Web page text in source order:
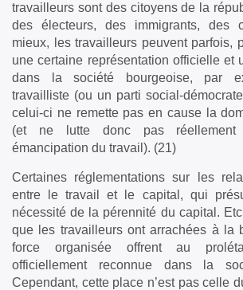
travailleurs sont des citoyens de la
des électeurs, des immigrants, des
mieux, les travailleurs peuvent parfois,
une certaine représentation officielle et
dans la société bourgeoise, par
travailliste (ou un parti social-
celui-ci ne remette pas en cause la
(et ne lutte donc pas
émancipation du travail). (21)
Certaines réglementations sur les
entre le travail et le capital, qui
nécessité de la pérennité du capital.
que les travailleurs ont arrachées à la
force organisée offrent au
officiellement reconnue dans la
Cependant, cette place n’est pas celle